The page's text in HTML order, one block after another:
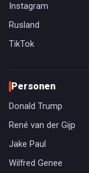
Instagram
Rusland
TikTok
Personen
Donald Trump
René van der Gijp
Jake Paul
Wilfred Genee